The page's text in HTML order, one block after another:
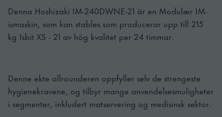
Denna Hoshizaki IM-240DWNE-21 är en Modulær IM-
ismaskin, som kan stables som producerar upp till 215
kg Isbit XS - 21 av hög kvalitet per 24 timmar.
Denne ekte allrounderen oppfyller selv de strengeste
hygienekravene, og tilbyr mange anvendelsesmuligheter
i segmenter, inkludert matservering og medisinsk sektor.